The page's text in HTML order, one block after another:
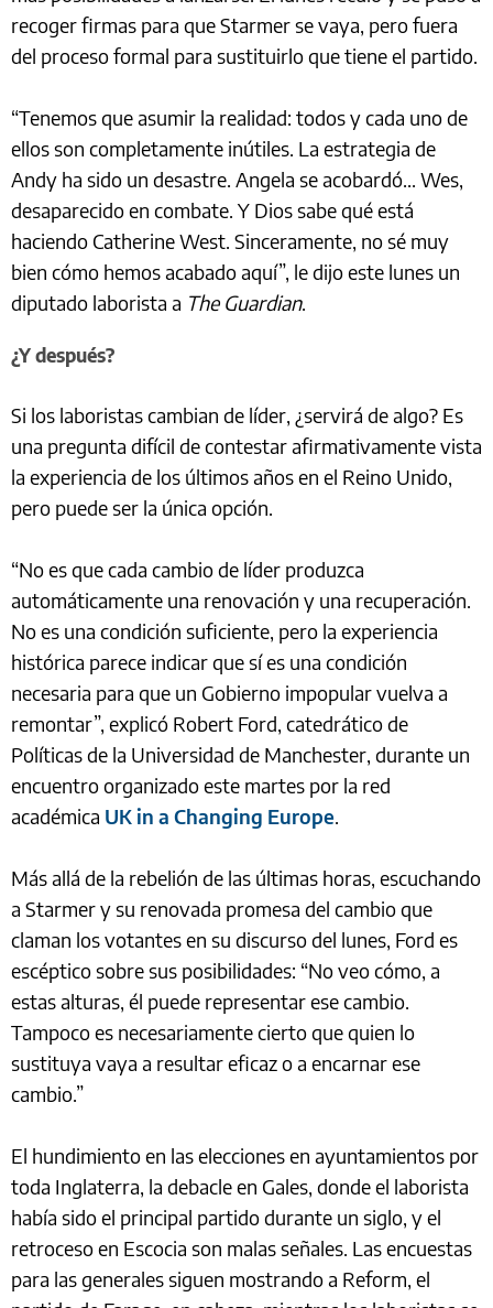
recoger firmas para que Starmer se vaya, pero fuera
del proceso formal para sustituirlo que tiene el partido.
“Tenemos que asumir la realidad: todos y cada uno de
ellos son completamente inútiles. La estrategia de
Andy ha sido un desastre. Angela se acobardó... Wes,
desaparecido en combate. Y Dios sabe qué está
haciendo Catherine West. Sinceramente, no sé muy
bien cómo hemos acabado aquí”, le dijo este lunes un
diputado laborista a The Guardian.
¿Y después?
Si los laboristas cambian de líder, ¿servirá de algo? Es
una pregunta difícil de contestar afirmativamente vista
la experiencia de los últimos años en el Reino Unido,
pero puede ser la única opción.
“No es que cada cambio de líder produzca
automáticamente una renovación y una recuperación.
No es una condición suficiente, pero la experiencia
histórica parece indicar que sí es una condición
necesaria para que un Gobierno impopular vuelva a
remontar”, explicó Robert Ford, catedrático de
Políticas de la Universidad de Manchester, durante un
encuentro organizado este martes por la red
académica UK in a Changing Europe.
Más allá de la rebelión de las últimas horas, escuchando
a Starmer y su renovada promesa del cambio que
claman los votantes en su discurso del lunes, Ford es
escéptico sobre sus posibilidades: “No veo cómo, a
estas alturas, él puede representar ese cambio.
Tampoco es necesariamente cierto que quien lo
sustituya vaya a resultar eficaz o a encarnar ese
cambio.”
El hundimiento en las elecciones en ayuntamientos por
toda Inglaterra, la debacle en Gales, donde el laborista
había sido el principal partido durante un siglo, y el
retroceso en Escocia son malas señales. Las encuestas
para las generales siguen mostrando a Reform, el